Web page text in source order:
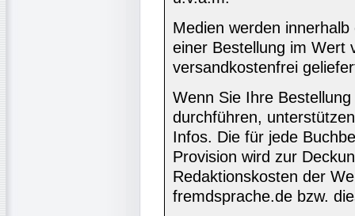
Medien werden
einer Bestellung im Wert
versandkostenfrei
Wenn Sie Ihre
durchführen,
Infos. Die für jede
Provision wird zur
Redaktionskosten der
fremdsprache.de bzw.